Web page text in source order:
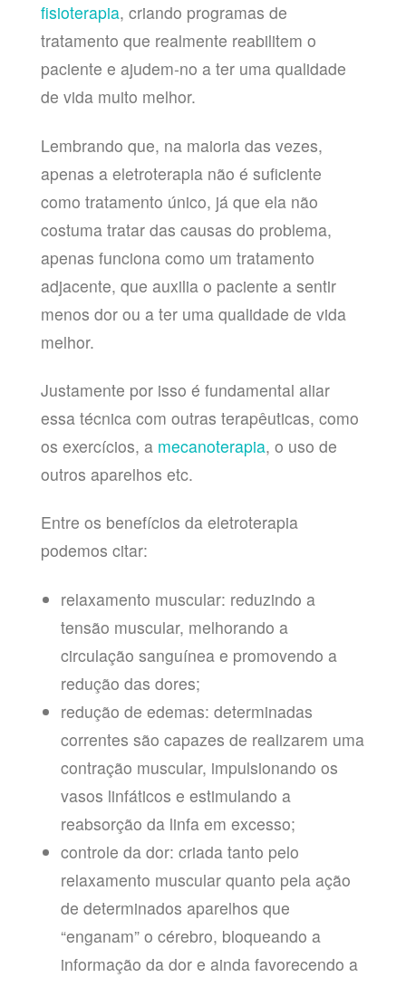
fisioterapia, criando programas de
tratamento que realmente reabilitem o
paciente e ajudem-no a ter uma qualidade
de vida muito melhor.
Lembrando que, na maioria das vezes,
apenas a eletroterapia não é suficiente
como tratamento único, já que ela não
costuma tratar das causas do problema,
apenas funciona como um tratamento
adjacente, que auxilia o paciente a sentir
menos dor ou a ter uma qualidade de vida
melhor.
Justamente por isso é fundamental aliar
essa técnica com outras terapêuticas, como
os exercícios, a mecanoterapia, o uso de
outros aparelhos etc.
Entre os benefícios da eletroterapia
podemos citar:
relaxamento muscular: reduzindo a
tensão muscular, melhorando a
circulação sanguínea e promovendo a
redução das dores;
redução de edemas: determinadas
correntes são capazes de realizarem uma
contração muscular, impulsionando os
vasos linfáticos e estimulando a
reabsorção da linfa em excesso;
controle da dor: criada tanto pelo
relaxamento muscular quanto pela ação
de determinados aparelhos que
“enganam” o cérebro, bloqueando a
informação da dor e ainda favorecendo a